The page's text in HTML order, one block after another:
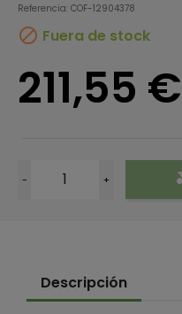
Referencia: COF-12904378
 Fuera de stock
211,55 €
- +
Descripción